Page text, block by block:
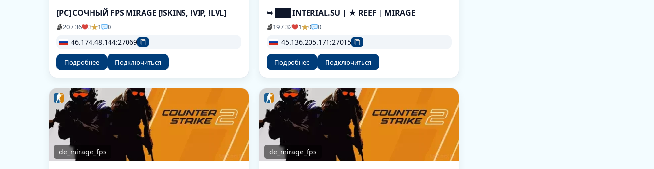
[РС] СОЧНЫЙ FPS MIRAGE [!SKINS, !VIP, !LVL]
20 / 36 3 1 0
46.174.48.144:27069
Подробнее Подключиться
➥ ███ INTERIAL.SU | ★ REEF | MIRAGE
19 / 32 1 0 0
45.136.205.171:27015
Подробнее Подключиться
de_mirage_fps de_mirage_fps